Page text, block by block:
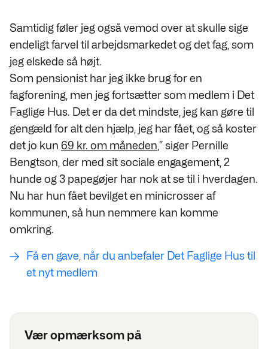
Samtidig føler jeg også vemod over at skulle sige
endeligt farvel til arbejdsmarkedet og det fag, som
jeg elskede så højt.
Som pensionist har jeg ikke brug for en
fagforening, men jeg fortsætter som medlem i Det
Faglige Hus. Det er da det mindste, jeg kan gøre til
gengæld for alt den hjælp, jeg har fået, og så koster
det jo kun 69 kr. om måneden,” siger Pernille
Bengtson, der med sit sociale engagement, 2
hunde og 3 papegøjer har nok at se til i hverdagen.
Nu har hun fået bevilget en minicrosser af
kommunen, så hun nemmere kan komme
omkring.
Få en gave, når du anbefaler Det Faglige Hus til
et nyt medlem
Vær opmærksom på